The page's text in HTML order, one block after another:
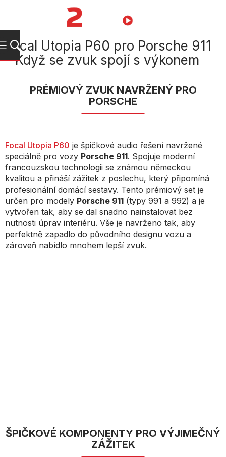
Focal Utopia P60 pro Porsche 911
– Když se zvuk spojí s výkonem
PRÉMIOVÝ ZVUK NAVRŽENÝ PRO
PORSCHE
Focal Utopia P60 je špičkové audio řešení navržené
speciálně pro vozy Porsche 911. Spojuje moderní
francouzskou technologii se známou německou
kvalitou a přináší zážitek z poslechu, který připomíná
profesionální domácí sestavy. Tento prémiový set je
určen pro modely Porsche 911 (typy 991 a 992) a je
vytvořen tak, aby se dal snadno nainstalovat bez
nutnosti úprav interiéru. Vše je navrženo tak, aby
perfektně zapadlo do původního designu vozu a
zároveň nabídlo mnohem lepší zvuk.
ŠPIČKOVÉ KOMPONENTY PRO VÝJIMEČNÝ
ZÁŽITEK